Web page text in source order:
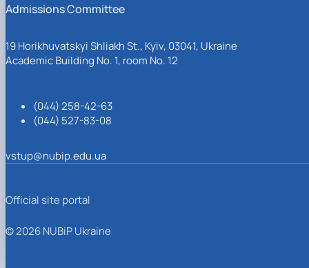
Admissions Committee
19 Horikhuvatskyi Shliakh St., Kyiv, 03041, Ukraine
Academic Building No. 1, room No. 12
(044) 258-42-63
(044) 527-83-08
vstup@nubip.edu.ua
Official site portal
© 2026 NUBiP Ukraine